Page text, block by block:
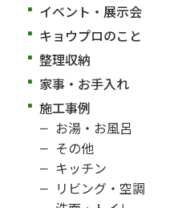
イベント・展示会
キョウプロのこと
整理収納
家事・お手入れ
施工事例
お湯・お風呂
その他
キッチン
リビング・空調